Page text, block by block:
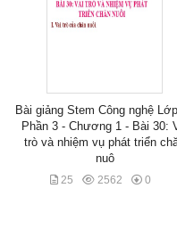
Bài giảng Stem Công nghệ
Phần 3 - Chương 1 - Bài 30:
trò và nhiệm vụ phát triển
nuô
25 2562 0